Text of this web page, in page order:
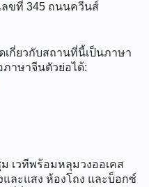
ลขที่ 345 ถนนควีนส์
กี่ยวกับสถานที่นี้เป็นภาษา
าษาจีนตัวย่อได้:
เวทีพร้อมหลุมวงออเคส
ละแสง ห้องโถง และบ็อกซ์